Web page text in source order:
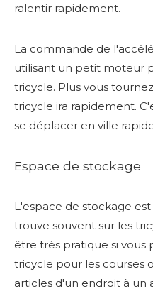
ralentir rapidement.
La commande de
utilisant un petit moteur
tricycle. Plus vous
tricycle ira rapidement.
se déplacer en ville
Espace de stockage
L'espace de stockage
trouve souvent sur les
être très pratique si vous
tricycle pour les courses
articles d'un endroit à un